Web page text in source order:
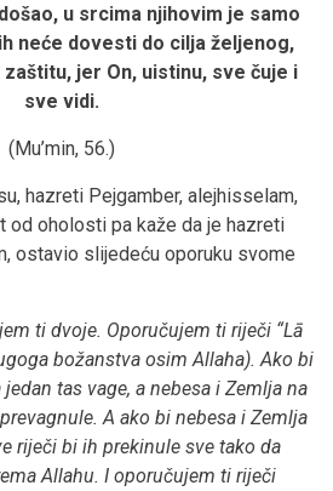
u srcima njihovim je samo
neće dovesti do cilja željenog,
jer On, uistinu, sve čuje i
sve vidi.
(Mu’min, 56.)
hazreti Pejgamber, alejhisselam,
od oholosti pa kaže da je hazreti
ostavio slijedeću oporuku svome
ti dvoje. Oporučujem ti riječi “Lā
božanstva osim Allaha). Ako bi
tas vage, a nebesa i Zemlja na
A ako bi nebesa i Zemlja
riječi bi ih prekinule sve tako da
Allahu. I oporučujem ti riječi